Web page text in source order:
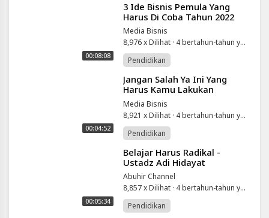
00:08:08
⁣3 Ide Bisnis Pemula Yang
Harus Di Coba Tahun 2022
Media Bisnis
8,976 x Dilihat · 4 bertahun-tahun yang lalu
Pendidikan
00:04:52
⁣Jangan Salah Ya Ini Yang
Harus Kamu Lakukan
Sebelum Memulai Bisnis |
Motivasi Merry | Merry
Riana
Media Bisnis
8,921 x Dilihat · 4 bertahun-tahun yang lalu
Pendidikan
00:05:34
⁣Belajar Harus Radikal -
Ustadz Adi Hidayat
Abuhir Channel
8,857 x Dilihat · 4 bertahun-tahun yang lalu
Pendidikan